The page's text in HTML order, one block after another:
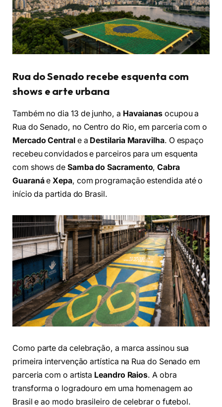
Rua do Senado recebe esquenta com
shows e arte urbana
Também no dia 13 de junho, a Havaianas ocupou a
Rua do Senado, no Centro do Rio, em parceria com o
Mercado Centrale a Destilaria Maravilha. O espaço
recebeu convidados e parceiros para um esquenta
com shows de Samba do Sacramento,Cabra
Guaranáe Xepa, com programação estendida até o
início da partida do Brasil.
Como parte da celebração, a marca assinou sua
primeira intervenção artística na Rua do Senado em
parceria com o artista Leandro Raios. A obra
transforma o logradouro em uma homenagem ao
Brasil e ao modo brasileiro de celebrar o futebol.